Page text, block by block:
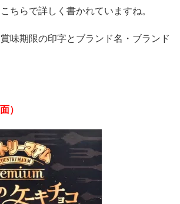
ちらで詳しく書かれていますね。
味期限の印字とブランド名・ブランド
）